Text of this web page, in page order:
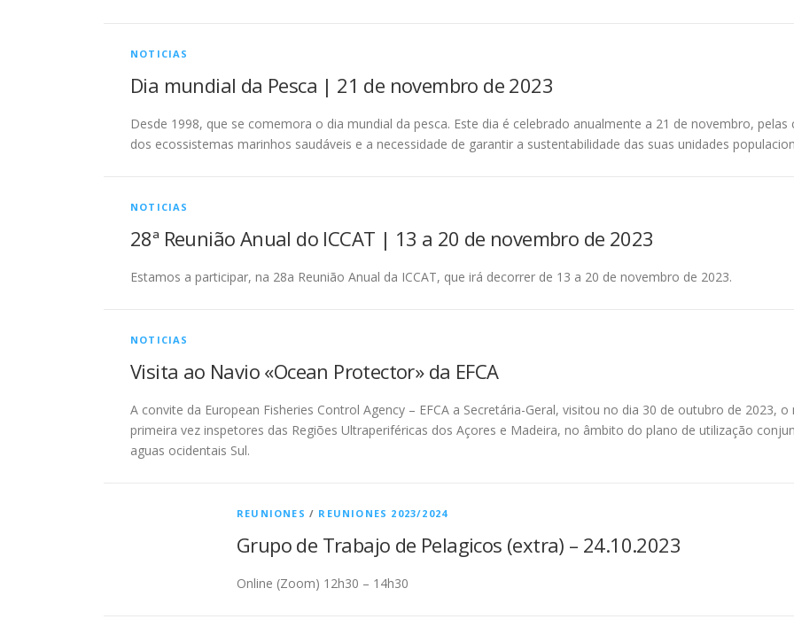
NOTICIAS
Dia mundial da Pesca | 21 de novembro de 2023
Desde 1998, que se comemora o dia mundial da pesca. Este dia é celebrado anualmente a 21 de novembro,
dos ecossistemas marinhos saudáveis e a necessidade de garantir a sustentabilidade das suas unidades
NOTICIAS
28ª Reunião Anual do ICCAT | 13 a 20 de novembro de 2023
Estamos a participar, na 28a Reunião Anual da ICCAT, que irá decorrer de 13 a 20 de novembro de 2023.
NOTICIAS
Visita ao Navio «Ocean Protector» da EFCA
A convite da European Fisheries Control Agency – EFCA a Secretária-Geral, visitou no dia 30 de outubro de 2023,
primeira vez inspetores das Regiões Ultraperiféricas dos Açores e Madeira, no âmbito do plano de utilização
aguas ocidentais Sul.
REUNIONES / REUNIONES 2023/2024
Grupo de Trabajo de Pelagicos (extra) – 24.10.2023
Online (Zoom) 12h30 – 14h30